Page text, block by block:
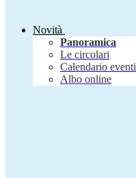
Novità
Panoramica
Le circolari
Calendario eventi
Albo online